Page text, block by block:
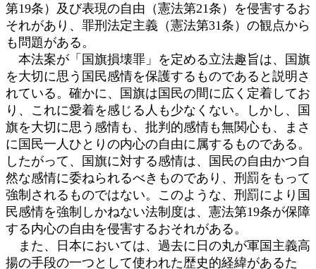
第19条）及び表現の自由（憲法第21条）を侵害するお
それがあり、罪刑法定主義（憲法第31条）の観点から
も問題がある。
本法案が「国旗損壊罪」を定める立法趣旨は、国旗
を大切に思う国民感情を保護するものであると説明さ
れている。確かに、国旗は国民の間に広く定着してお
り、これに愛着を感じる人も少なくない。しかし、国
旗を大切に思う感情も、批判的感情も無関心も、まさ
に国民一人ひとりの内心の自由に属するものである。
したがって、国旗に対する感情は、国民の自由かつ自
然な感情に委ねられるべきものであり、刑罰をもって
強制されるものではない。このような、刑罰により国
民感情を強制しかねない法制度は、憲法第19条が保障
する内心の自由を侵害するおそれがある。
また、日本においては、過去に日の丸が軍国主義高
揚の手段の一つとして使われた歴史的経緯があるた